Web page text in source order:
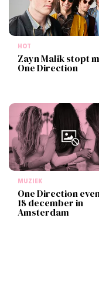
HOT
Zayn Malik stopt
One Direction
MUZIEK
One Direction
18 december in
Amsterdam